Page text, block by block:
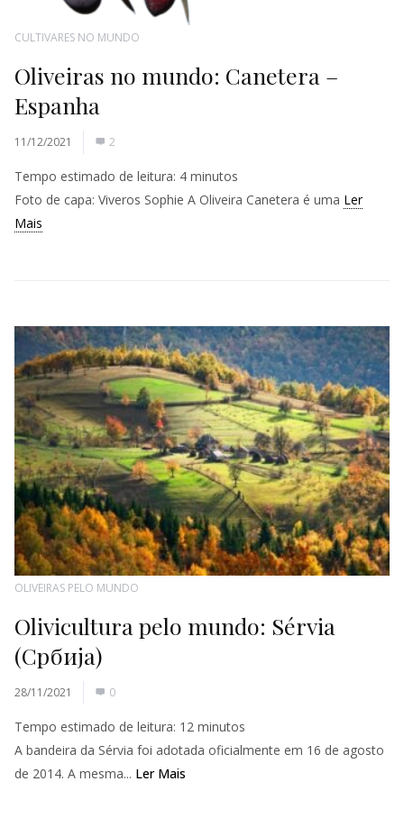
CULTIVARES NO MUNDO
Oliveiras no mundo: Canetera –
Espanha
11/12/2021 2
Tempo estimado de leitura: 4 minutos
Foto de capa: Viveros Sophie A Oliveira Canetera é uma Ler
Mais
OLIVEIRAS PELO MUNDO
Olivicultura pelo mundo: Sérvia
(Србија)
28/11/2021 0
Tempo estimado de leitura: 12 minutos
A bandeira da Sérvia foi adotada oficialmente em 16 de agosto
de 2014. A mesma... Ler Mais